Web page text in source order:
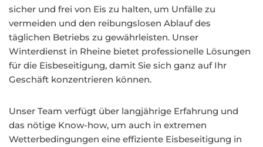
sicher und frei von Eis zu halten, um Unfälle zu
vermeiden und den reibungslosen Ablauf des
täglichen Betriebs zu gewährleisten. Unser
Winterdienst in Rheine bietet professionelle Lösungen
für die Eisbeseitigung, damit Sie sich ganz auf Ihr
Geschäft konzentrieren können.
Unser Team verfügt über langjährige Erfahrung und
das nötige Know-how, um auch in extremen
Wetterbedingungen eine effiziente Eisbeseitigung in